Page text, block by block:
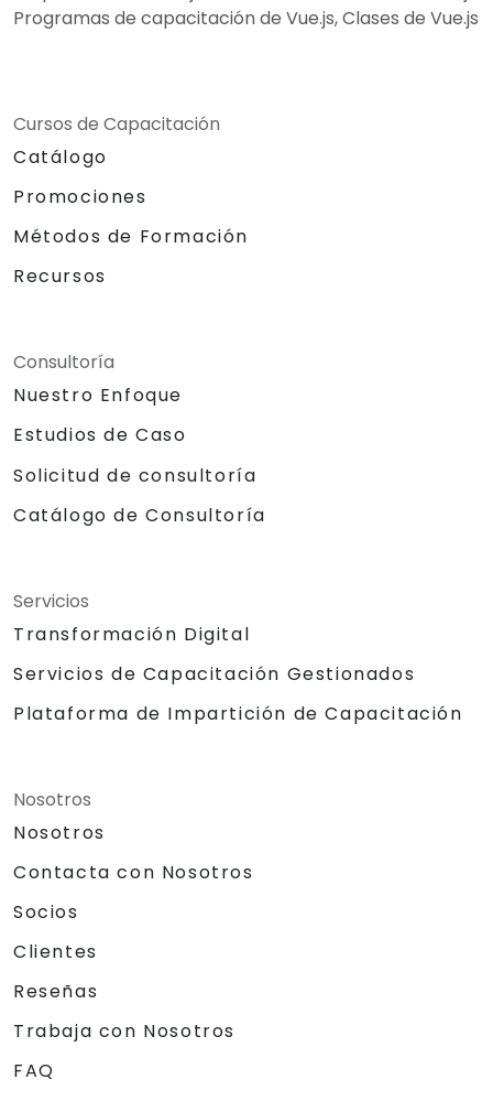
Programas de capacitación de Vue.js, Clases de Vue.js
Cursos de Capacitación
Catálogo
Promociones
Métodos de Formación
Recursos
Consultoría
Nuestro Enfoque
Estudios de Caso
Solicitud de consultoría
Catálogo de Consultoría
Servicios
Transformación Digital
Servicios de Capacitación Gestionados
Plataforma de Impartición de Capacitación
Nosotros
Nosotros
Contacta con Nosotros
Socios
Clientes
Reseñas
Trabaja con Nosotros
FAQ